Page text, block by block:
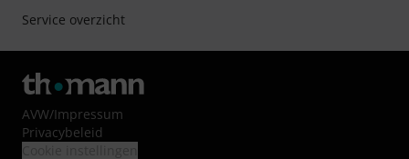
Service overzicht
AVW/Impressum
Privacybeleid